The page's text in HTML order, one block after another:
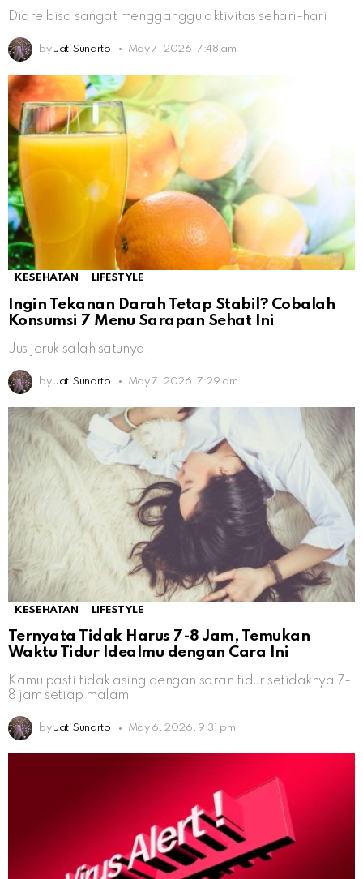
Diare bisa sangat mengganggu aktivitas sehari-hari
by Jati Sunarto May 7, 2026, 7:48 am
KESEHATAN LIFESTYLE
Ingin Tekanan Darah Tetap Stabil? Cobalah
Konsumsi 7 Menu Sarapan Sehat Ini
Jus jeruk salah satunya!
by Jati Sunarto May 7, 2026, 7:29 am
KESEHATAN LIFESTYLE
Ternyata Tidak Harus 7-8 Jam, Temukan
Waktu Tidur Idealmu dengan Cara Ini
Kamu pasti tidak asing dengan saran tidur setidaknya 7-
8 jam setiap malam
by Jati Sunarto May 6, 2026, 9:31 pm